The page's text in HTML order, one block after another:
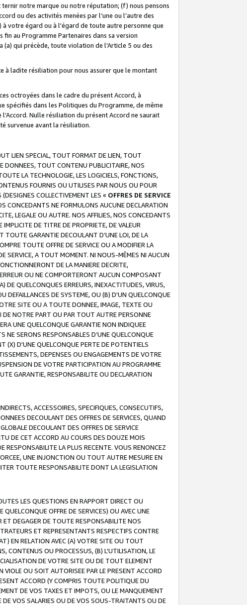
notre marque ou notre réputation; (f) nous pensons
ou des activités menées par l’une ou l’autre des
votre égard ou à l'égard de toute autre personne que
au Programme Partenaires dans sa version
qui précède, toute violation de l’Article 5 ou des
à ladite résiliation pour nous assurer que le montant
octroyées dans le cadre du présent Accord, à
spécifiés dans les Politiques du Programme, de même
Nulle résiliation du présent Accord ne saurait
survenue avant la résiliation.
LIEN SPECIAL, TOUT FORMAT DE LIEN, TOUT
DONNEES, TOUT CONTENU PUBLICITAIRE, NOS
LA TECHNOLOGIE, LES LOGICIELS, FONCTIONS,
FOURNIS OU UTILISES PAR NOUS OU POUR
COLLECTIVEMENT LES « OFFRES DE SERVICE
CONCEDANTS NE FORMULONS AUCUNE DECLARATION
LEGALE OU AUTRE. NOS AFFILIES, NOS CONCEDANTS
DE TITRE DE PROPRIETE, DE VALEUR
TOUTE GARANTIE DECOULANT D’UNE LOI, DE LA
TOUTE OFFRE DE SERVICE OU A MODIFIER LA
SERVICE, A TOUT MOMENT. NI NOUS-MÊMES NI AUCUN
DE LA MANIERE DECRITE,
OU NE COMPORTERONT AUCUN COMPOSANT
DE QUELCONQUES ERREURS, INEXACTITUDES, VIRUS,
DEFAILLANCES DE SYSTEME, OU (B) D'UN QUELCONQUE
SITE OU A TOUTE DONNEE, IMAGE, TEXTE OU
NOTRE PART OU PAR TOUT AUTRE PERSONNE
UNE QUELCONQUE GARANTIE NON INDIQUEE
NE SERONS RESPONSABLES D’UNE QUELCONQUE
(X) D'UNE QUELCONQUE PERTE DE POTENTIELS
DEPENSES OU ENGAGEMENTS DE VOTRE
DE VOTRE PARTICIPATION AU PROGRAMME
GARANTIE, RESPONSABILITE OU DECLARATION
ACCESSOIRES, SPECIFIQUES, CONSECUTIFS,
DECOULANT DES OFFRES DE SERVICES, QUAND
DECOULANT DES OFFRES DE SERVICE
DE CET ACCORD AU COURS DES DOUZE MOIS
RESPONSABILITE LA PLUS RECENTE. VOUS RENONCEZ
UNE INJONCTION OU TOUT AUTRE MESURE EN
TOUTE RESPONSABILITE DONT LA LEGISLATION
LES QUESTIONS EN RAPPORT DIRECT OU
OFFRE DE SERVICES) OU AVEC UNE
DEGAGER DE TOUTE RESPONSABILITE NOS
ET REPRESENTANTS RESPECTIFS CONTRE
EN RELATION AVEC (A) VOTRE SITE OU TOUT
CONTENUS OU PROCESSUS, (B) L’UTILISATION, LE
DE VOTRE SITE OU DE TOUT ELEMENT
OU SOIT AUTORISEE PAR LE PRESENT ACCORD
ACCORD (Y COMPRIS TOUTE POLITIQUE DU
DE VOS TAXES ET IMPOTS, OU LE MANQUEMENT
DE VOS SALARIES OU DE VOS SOUS-TRAITANTS OU DE